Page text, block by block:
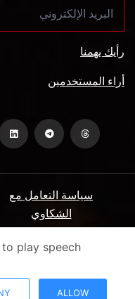
رأيك يهمنا
أراء المستخدمين
سياسة التعامل مع
الشكاوي
ميثاق المتعاملين
play speech
ALLOW